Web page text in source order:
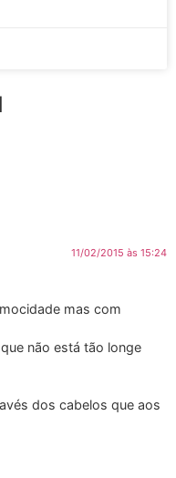
11/02/2015 às 15:24
mas com
não está tão longe
dos cabelos que aos